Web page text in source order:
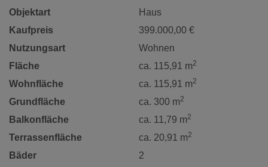
Objektart
Haus
Kaufpreis
399.000,00 €
Nutzungsart
Wohnen
Fläche
ca. 115,91 m2
Wohnfläche ca. 115,91 m2
Grundfläche ca. 300 m2
Balkonfläche ca. 11,79 m2
Terrassenfläche ca. 20,91 m2
Bäder
2